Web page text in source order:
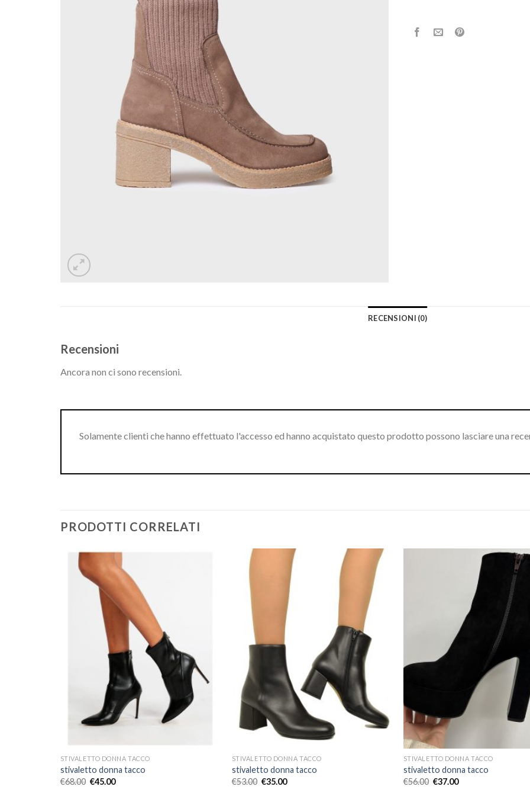
RECENSIONI (0)
Recensioni
Ancora non ci sono recensioni.
Solamente clienti che hanno effettuato l'accesso ed hanno acquistato questo prodotto possono lasciare una
PRODOTTI CORRELATI
STIVALETTO DONNA TACCO
stivaletto donna tacco
€68.00 €45.00
STIVALETTO DONNA TACCO
stivaletto donna tacco
€53.00 €35.00
STIVALETTO DONNA TACCO
stivaletto donna tacco
€56.00 €37.00